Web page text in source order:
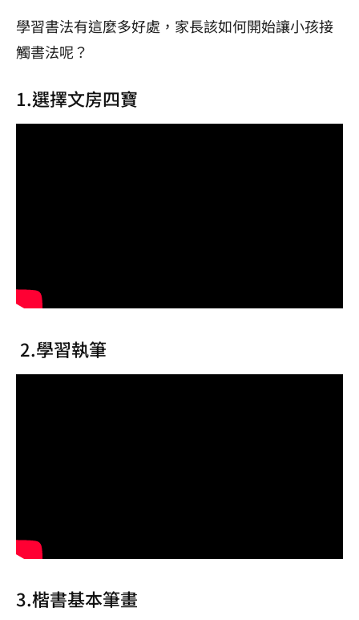
學習書法有這麼多好處，家長該如何開始讓小孩接
觸書法呢？
1.選擇文房四寶
2.學習執筆
3.楷書基本筆畫